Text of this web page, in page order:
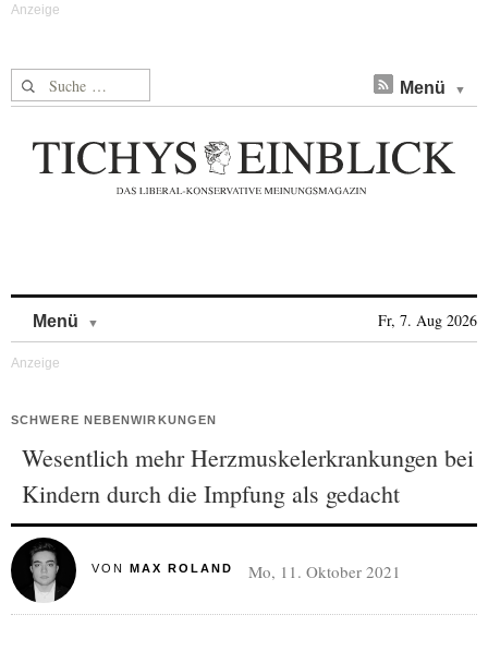
Suche nach: Menü
Menü Fr, 7. Aug 2026
SCHWERE NEBENWIRKUNGEN
Wesentlich mehr Herzmuskelerkrankungen bei
Kindern durch die Impfung als gedacht
VON MAX ROLAND Mo, 11. Oktober 2021